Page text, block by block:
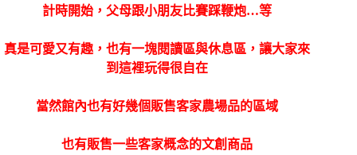
計時開始，父母跟小朋友比賽踩鞭炮…等
真是可愛又有趣，也有一塊閱讀區與休息區，讓大家來
到這裡玩得很自在
當然館內也有好幾個販售客家農場品的區域
也有販售一些客家概念的文創商品